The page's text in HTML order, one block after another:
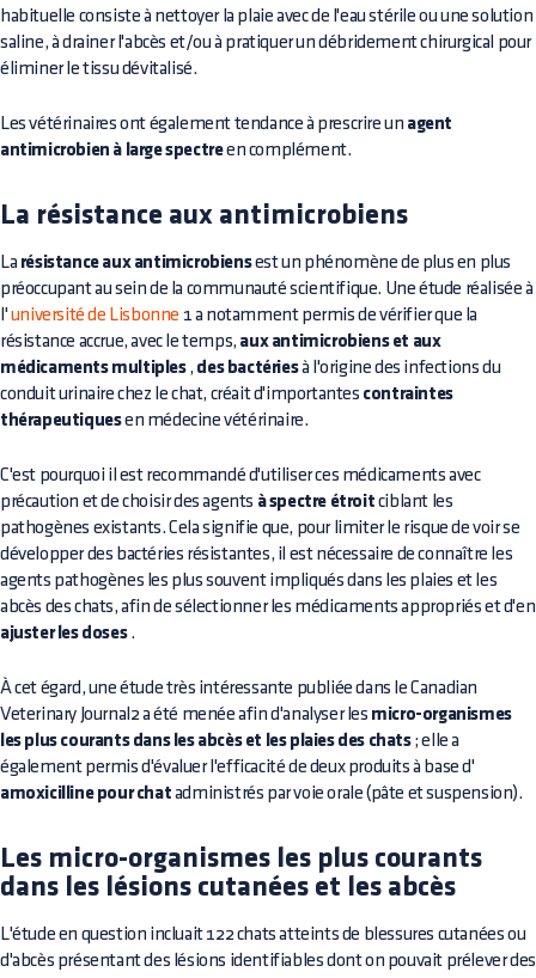
habituelle consiste à nettoyer la plaie avec de l'eau stérile ou une solution
saline, à drainer l'abcès et/ou à pratiquer un débridement chirurgical pour
éliminer le tissu dévitalisé.
Les vétérinaires ont également tendance à prescrire un agent
antimicrobien à large spectreen complément.
La résistance aux antimicrobiens
La résistance aux antimicrobiensest un phénomène de plus en plus
préoccupant au sein de la communauté scientifique. Une étude réalisée à
l' université de Lisbonne 1 a notamment permis de vérifier que la
résistance accrue, avec le temps, aux antimicrobiens et aux
médicaments multiples, des bactériesà l'origine des infections du
conduit urinaire chez le chat, créait d'importantes contraintes
thérapeutiquesen médecine vétérinaire.
C'est pourquoi il est recommandé d'utiliser ces médicaments avec
précaution et de choisir des agents à spectre étroit ciblant les
pathogènes existants. Cela signifie que, pour limiter le risque de voir se
développer des bactéries résistantes, il est nécessaire de connaître les
agents pathogènes les plus souvent impliqués dans les plaies et les
abcès des chats, afin de sélectionner les médicaments appropriés et d'en
ajuster les doses.
À cet égard, une étude très intéressante publiée dans le Canadian
Veterinary Journal2 a été menée afin d'analyser les micro-organismes
les plus courants dans les abcès et les plaies des chats; elle a
également permis d'évaluer l'efficacité de deux produits à base d'
amoxicilline pour chat administrés par voie orale (pâte et suspension).
Les micro-organismes les plus courants
dans les lésions cutanées et les abcès
L'étude en question incluait 122 chats atteints de blessures cutanées ou
d'abcès présentant des lésions identifiables dont on pouvait prélever des